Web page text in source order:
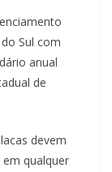
Sul com
anual
de
devem
qualquer